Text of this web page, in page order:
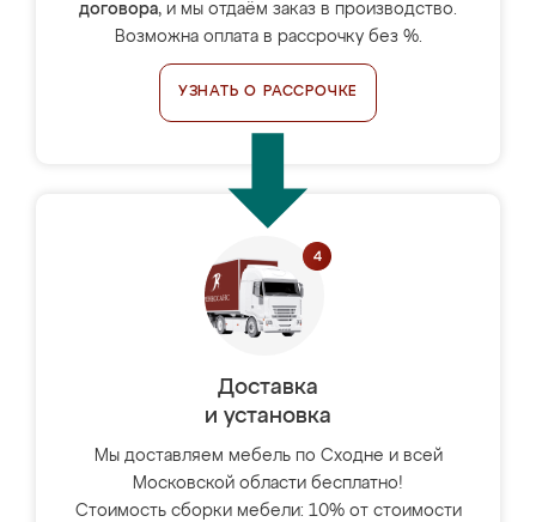
договора, и мы отдаём заказ в производство.
Возможна оплата в рассрочку без %.
УЗНАТЬ О РАССРОЧКЕ
Доставка
и установка
Мы доставляем мебель по Сходне и всей
Московской области бесплатно!
Стоимость сборки мебели: 10% от стоимости